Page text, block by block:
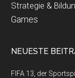
Strategie &
Games
NEUESTE
FIFA 13, der